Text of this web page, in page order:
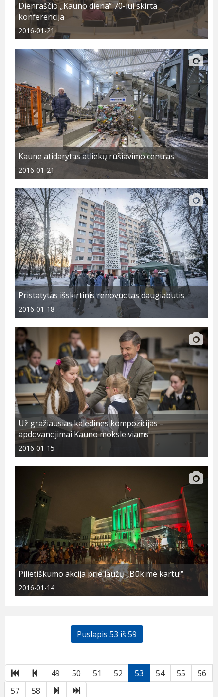
Dienraščio „Kauno diena“ 70-iui skirta
konferencija
2016-01-21
Kaune atidarytas atliekų rūšiavimo centras
2016-01-21
Pristatytas išskirtinis renovuotas daugiabutis
2016-01-18
Už gražiausias kalėdines kompozicijas –
apdovanojimai Kauno moksleiviams
2016-01-15
Pilietiškumo akcija prie laužų „Būkime kartu!“
2016-01-14
Puslapis 53 iš 59
Pirmas Atgal
49 50 51 52 53 54 55
56
57
58 ToliauPaskutinis